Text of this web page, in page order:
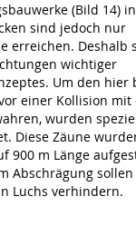
(Bild 14)
sind jedoch nur
erreichen. Deshalb
wichtiger
Um den hier
einer Kollision mit
wurden
Diese Zäune
900 m Länge
Abschrägung sollen
Luchs verhindern.